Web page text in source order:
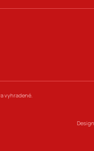
vyhradené.